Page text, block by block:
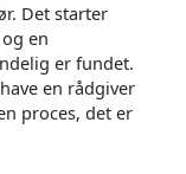
Det starter
en
er fundet.
en rådgiver
proces, det er